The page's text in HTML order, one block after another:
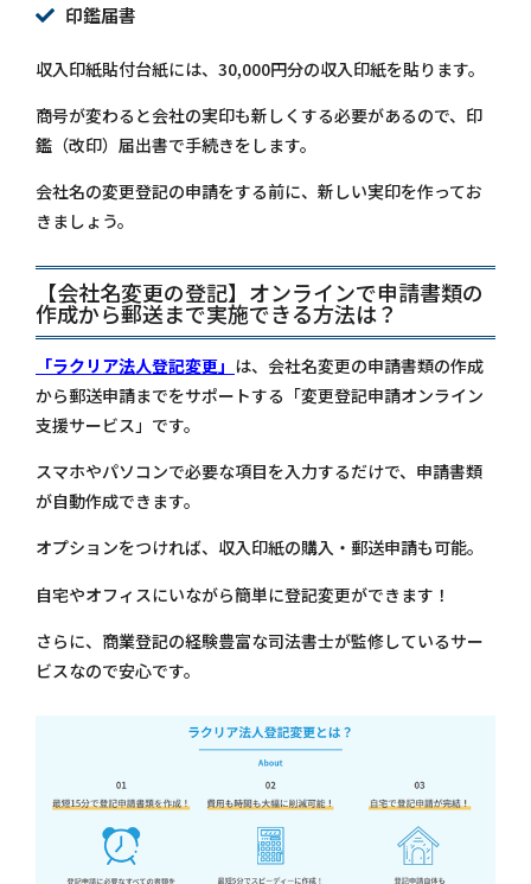
印鑑届書
収入印紙貼付台紙には、30,000円分の収入印紙を貼ります。
商号が変わると会社の実印も新しくする必要があるので、印
鑑（改印）届出書で手続きをします。
会社名の変更登記の申請をする前に、新しい実印を作ってお
きましょう。
【会社名変更の登記】オンラインで申請書類の
作成から郵送まで実施できる方法は？
「ラクリア法人登記変更」 は、会社名変更の申請書類の作成
から郵送申請までをサポートする「変更登記申請オンライン
支援サービス」です。
スマホやパソコンで必要な項目を入力するだけで、申請書類
が自動作成できます。
オプションをつければ、収入印紙の購入・郵送申請も可能。
自宅やオフィスにいながら簡単に登記変更ができます！
さらに、商業登記の経験豊富な司法書士が監修しているサー
ビスなので安心です。